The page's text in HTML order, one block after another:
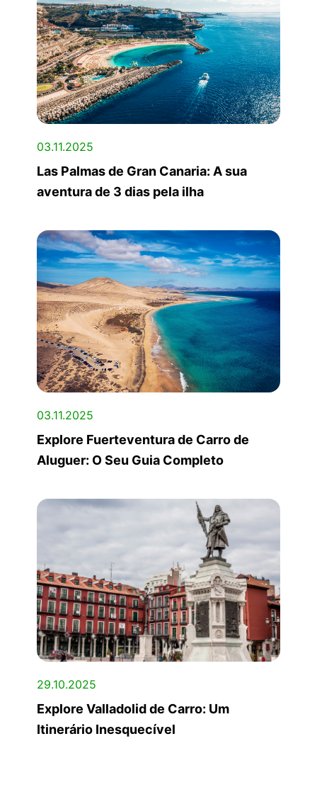
03.11.2025
Las Palmas de Gran Canaria: A sua
aventura de 3 dias pela ilha
03.11.2025
Explore Fuerteventura de Carro de
Aluguer: O Seu Guia Completo
29.10.2025
Explore Valladolid de Carro: Um
Itinerário Inesquecível